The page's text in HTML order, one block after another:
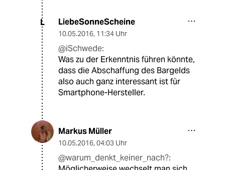
L LiebeSonneScheine
10.05.2016, 11:34 Uhr
@iSchwede:
Was zu der Erkenntnis führen könnte,
dass die Abschaffung des Bargelds
also auch ganz interessant ist für
Smartphone-Hersteller.
Markus Müller
10.05.2016, 04:03 Uhr
@warum_denkt_keiner_nach?: